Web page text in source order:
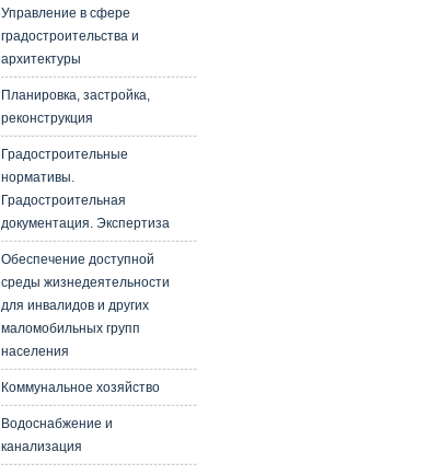
Управление в сфере
градостроительства и
архитектуры
Планировка, застройка,
реконструкция
Градостроительные
нормативы.
Градостроительная
документация. Экспертиза
Обеспечение доступной
среды жизнедеятельности
для инвалидов и других
маломобильных групп
населения
Коммунальное хозяйство
Водоснабжение и
канализация